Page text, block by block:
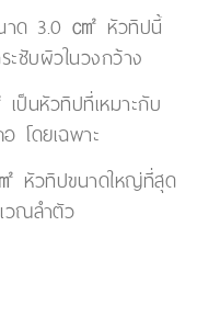
าด 3.0 ㎠ หัวทิปนี้
ชับผิวในวงกว้าง
นหัวทิปที่เหมาะกับ
โดยเฉพาะ
หัวทิปขนาดใหญ่ที่สุด
วณลำตัว